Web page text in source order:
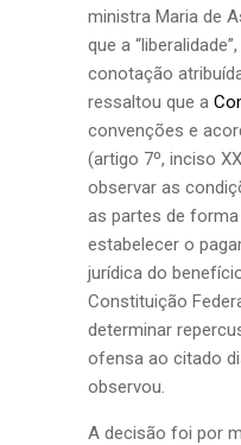
ministra Maria de
que a
conotação
ressaltou que a
convenções e
(artigo 7º, inciso
observar as
as partes de forma
estabelecer o
jurídica do
Constituição
determinar
ofensa ao citado
observou.
A decisão foi por